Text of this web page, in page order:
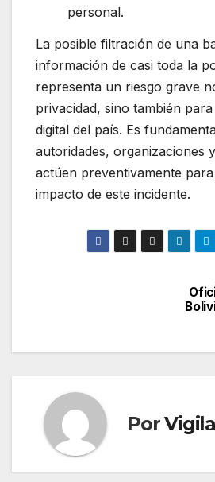
personal.
La posible filtración de una
información de casi toda la
representa un riesgo grave
privacidad, sino también
digital del país. Es
autoridades, organizaciones
actúen preventivamente
impacto de este incidente.
entradas
Por